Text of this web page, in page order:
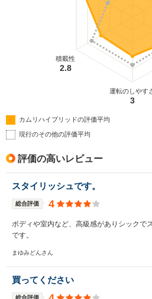
運転のしやす
3
積載性
2.8
カムリハイブリッドの評価平均
現行のその他の評価平均
評価の高いレビュー
スタイリッシュです。
総合評価 4
ボディや室内など、高級感がありシックで
です。
まゆみどんさん
買ってください
総合評価